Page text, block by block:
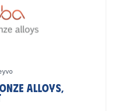
Alloys,